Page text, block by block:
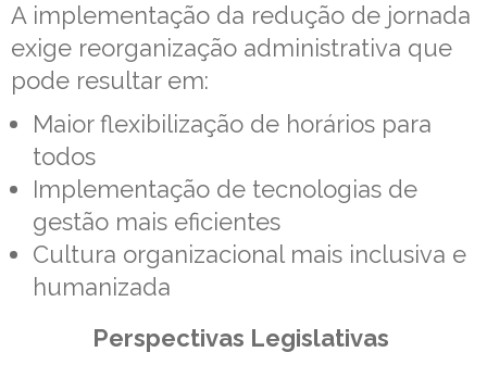
A implementação da redução de jornada
exige reorganização administrativa que
pode resultar em:
Maior flexibilização de horários para
todos
Implementação de tecnologias de
gestão mais eficientes
Cultura organizacional mais inclusiva e
humanizada
Perspectivas Legislativas